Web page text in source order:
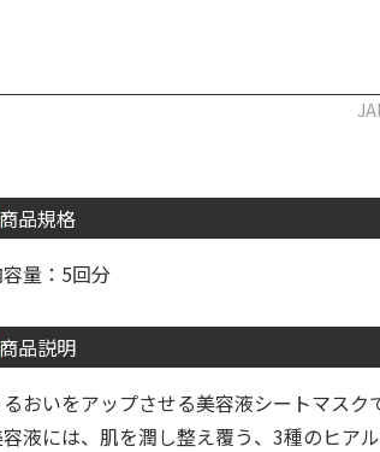
商品規格
量：5回分
商品説明
るおいをアップさせる美容液シートマスク
液には、肌を潤し整え覆う、3種のヒア